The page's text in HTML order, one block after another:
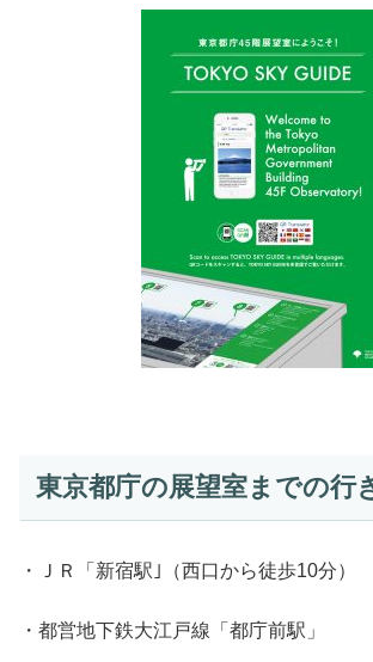
東京都庁の展望室までの行
・ＪＲ「新宿駅｣（西口から徒歩10分）
・都営地下鉄大江戸線「都庁前駅」